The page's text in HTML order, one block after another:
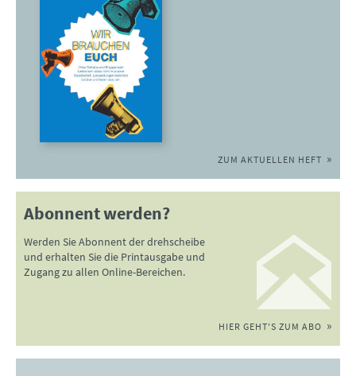
ZUM AKTUELLEN HEFT
Abonnent werden?
Werden Sie Abonnent der drehscheibe
und erhalten Sie die Printausgabe und
Zugang zu allen Online-Bereichen.
HIER GEHT'S ZUM ABO